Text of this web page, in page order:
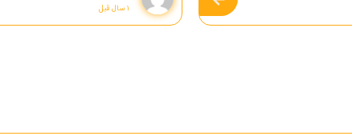
۱ سال قبل